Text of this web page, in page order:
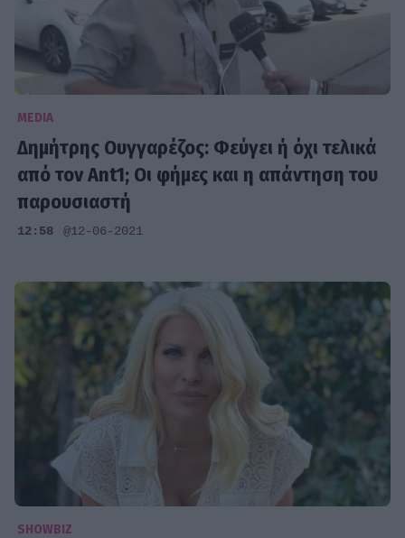
MEDIA
Δημήτρης Ουγγαρέζος: Φεύγει ή όχι τελικά
από τον Ant1; Οι φήμες και η απάντηση του
παρουσιαστή
12:58 @12-06-2021
SHOWBIZ